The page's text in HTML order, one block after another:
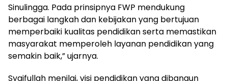
Sinulingga. Pada prinsipnya FWP mendukung
berbagai langkah dan kebijakan yang bertujuan
memperbaiki kualitas pendidikan serta memastikan
masyarakat memperoleh layanan pendidikan yang
semakin baik,” ujarnya.
Syaifullah menilai, visi pendidikan yang dibangun